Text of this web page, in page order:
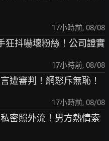
17小時前, 08/08
狂抖嚇壞粉絲！公司證實
17小時前, 08/08
遭審判！網怒斥無恥！
17小時前, 08/08
密照外流！男方熱情索